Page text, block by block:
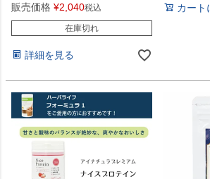
販売価格 ¥2,040税込
在庫切れ
詳細を見る
カート